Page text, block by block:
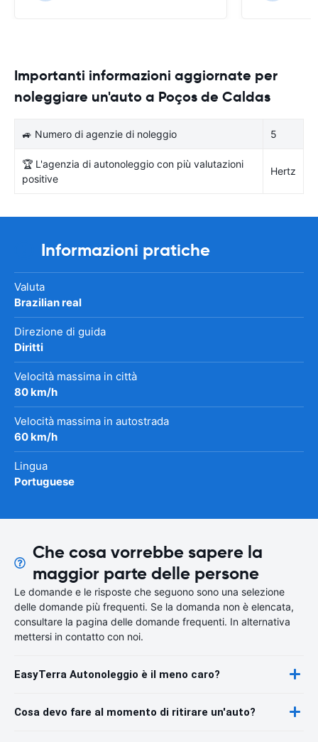
Importanti informazioni aggiornate per
noleggiare un'auto a Poços de Caldas
🚙 Numero di agenzie di noleggio 5
🏆 L'agenzia di autonoleggio con più valutazioni
positive
Hertz
Informazioni pratiche
Valuta
Brazilian real
Direzione di guida
Diritti
Velocità massima in città
80 km/h
Velocità massima in autostrada
60 km/h
Lingua
Portuguese
Che cosa vorrebbe sapere la
maggior parte delle persone
Le domande e le risposte che seguono sono una selezione
delle domande più frequenti. Se la domanda non è elencata,
consultare la pagina delle domande frequenti. In alternativa
mettersi in contatto con noi.
EasyTerra Autonoleggio è il meno caro?
Cosa devo fare al momento di ritirare un'auto?